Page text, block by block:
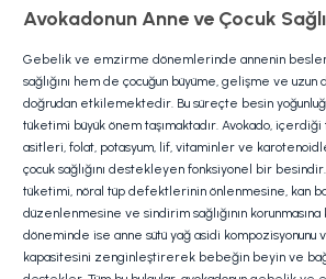
Gebelik ve emzirme dönemlerinde annenin
sağlığını hem de çocuğun büyüme, gelişme ve uzun
doğrudan etkilemektedir. Bu süreçte besin
tüketimi büyük önem taşımaktadır. Avokado,
asitleri, folat, potasyum, lif, vitaminler ve
çocuk sağlığını destekleyen fonksiyonel bir
tüketimi, nöral tüp defektlerinin önlenmesine, kan
düzenlenmesine ve sindirim sağlığının
döneminde ise anne sütü yağ asidi kompozisyonunu
kapasitesini zenginleştirerek bebeğin beyin ve